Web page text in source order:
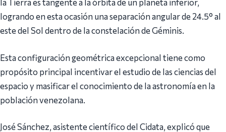
la Tierra es tangente a la órbita de un planeta inferior,
logrando en esta ocasión una separación angular de 24.5° al
este del Sol dentro de la constelación de Géminis.
Esta configuración geométrica excepcional tiene como
propósito principal incentivar el estudio de las ciencias del
espacio y masificar el conocimiento de la astronomía en la
población venezolana.
José Sánchez, asistente científico del Cidata, explicó que